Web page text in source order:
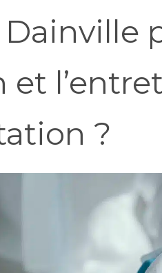
et
?